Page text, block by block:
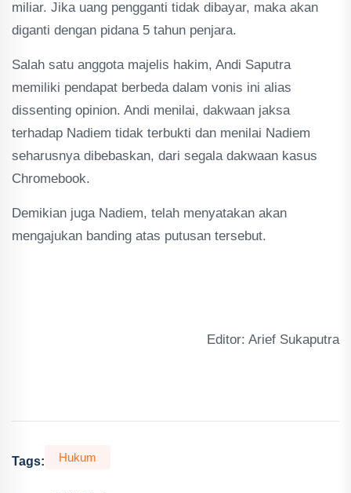
miliar. Jika uang pengganti tidak dibayar, maka akan
diganti dengan pidana 5 tahun penjara.
Salah satu anggota majelis hakim, Andi Saputra
memiliki pendapat berbeda dalam vonis ini alias
dissenting opinion. Andi menilai, dakwaan jaksa
terhadap Nadiem tidak terbukti dan menilai Nadiem
seharusnya dibebaskan, dari segala dakwaan kasus
Chromebook.
Demikian juga Nadiem, telah menyatakan akan
mengajukan banding atas putusan tersebut.
Editor: Arief Sukaputra
Tags: Hukum